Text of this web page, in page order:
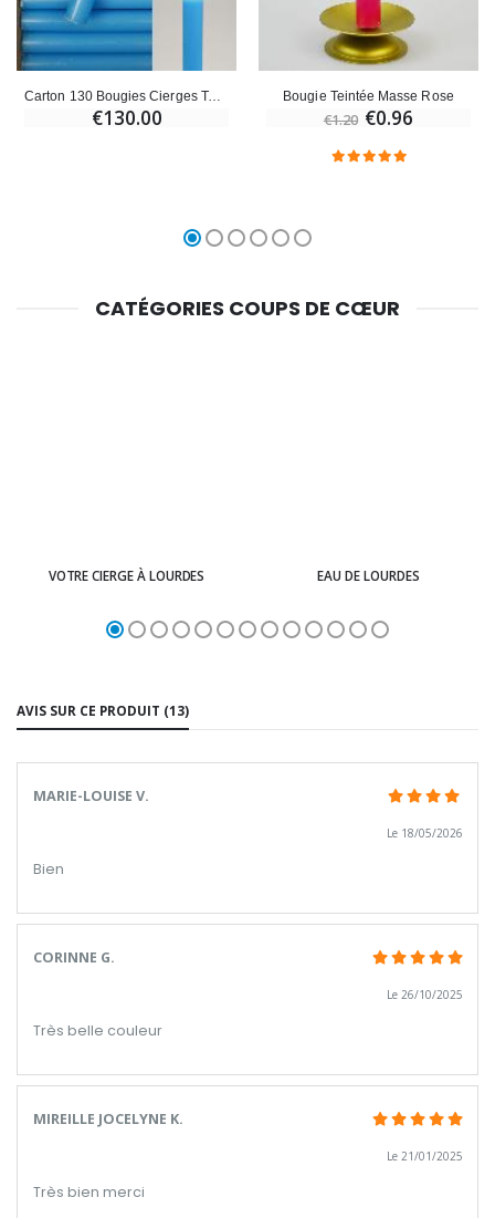
Carton 130 Bougies Cierges Teintées Masse Bleu Pastel
€130.00
Bougie Teintée Masse Rose
€1.20 €0.96
CATÉGORIES COUPS DE CŒUR
VOTRE CIERGE À LOURDES EAU DE LOURDES
AVIS SUR CE PRODUIT (13)
MARIE-LOUISE V.
Le 18/05/2026
Bien
CORINNE G.
Le 26/10/2025
Très belle couleur
MIREILLE JOCELYNE K.
Le 21/01/2025
Très bien merci